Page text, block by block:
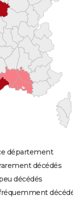
département
décédés
décédés
décédés